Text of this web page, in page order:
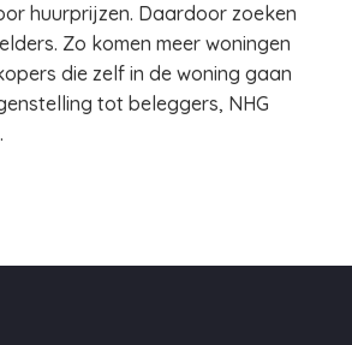
huurprijzen. Daardoor zoeken
Zo komen meer woningen
die zelf in de woning gaan
tot beleggers, NHG